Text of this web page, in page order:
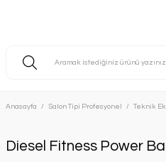
Anasayfa Salon Tipi Profesyonel Teknik
Diesel Fitness Power